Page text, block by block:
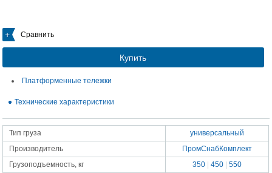
Сравнить
Купить
Платформенные тележки
Технические характеристики
Тип груза
универсальный
Производитель
ПромСнабКомплект
Грузоподъемность, кг
350 |450 |550